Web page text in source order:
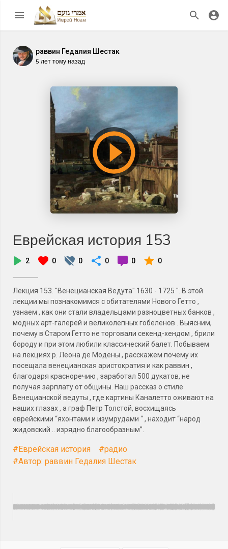
раввин Гедалия Шестак
5 лет тому назад
Еврейская история 153
2 0 0 0 0 0
Лекция 153. "Венецианская Ведута" 1630 - 1725 ". В этой
лекции мы познакомимся с обитателями Нового Гетто ,
узнаем , как они стали владельцами разноцветных банков ,
модных арт-галерей и великолепных гобеленов . Выясним,
почему в Старом Гетто не торговали секенд-хендом , брили
бороду и при этом любили классический балет. Побываем
на лекциях р. Леона де Модены , расскажем почему их
посещала венецианская аристократия и как раввин ,
благодаря красноречию , заработал 500 дукатов, не
получая зарплату от общины. Наш рассказ о стиле
Венецианской ведуты , где картины Каналетто оживают на
наших глазах , а граф Петр Толстой, восхищаясь
еврейскими “яхонтами и изумрудами “ , находит “народ
жидовский .. изрядно благообразным”.
#Еврейская история
#радио
#Автор: раввин Гедалия Шестак